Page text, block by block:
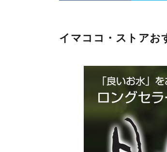
イマココ・ストアお